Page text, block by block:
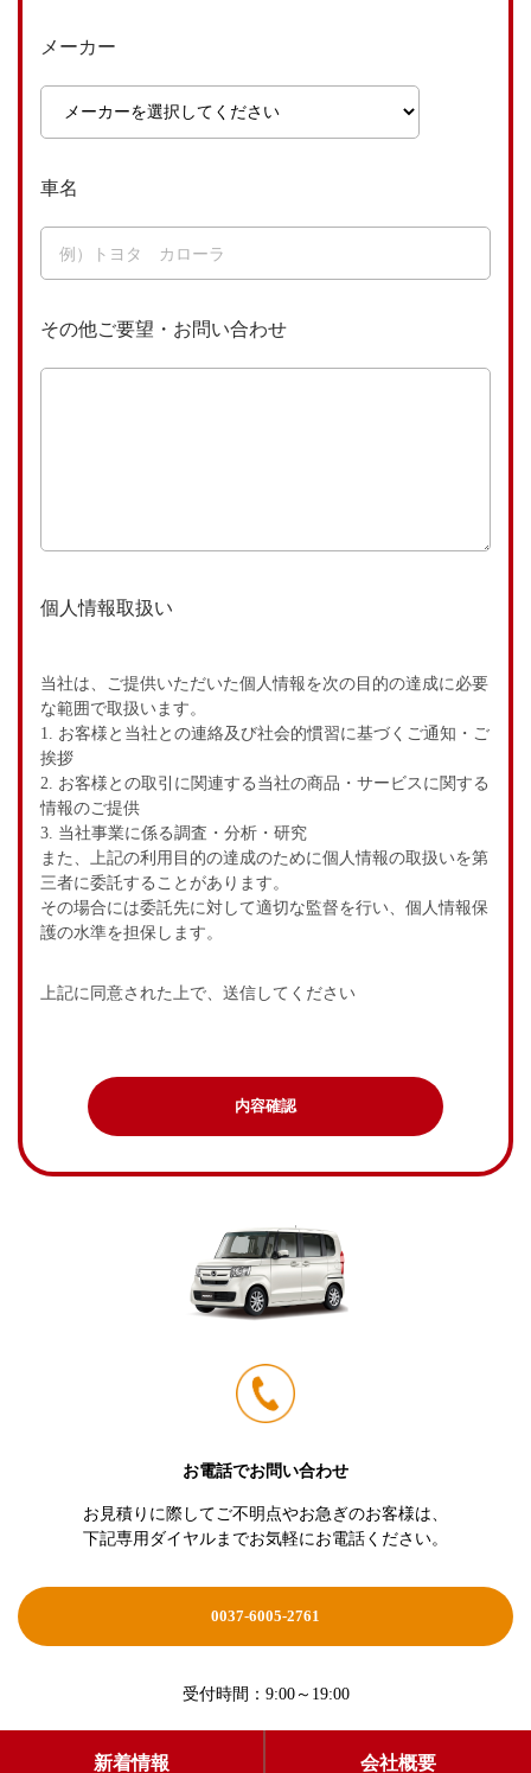
メーカー
車名
その他ご要望・お問い合わせ
個人情報取扱い
当社は、ご提供いただいた個人情報を次の目的の達成に必要
な範囲で取扱います。
1. お客様と当社との連絡及び社会的慣習に基づくご通知・ご
挨拶
2. お客様との取引に関連する当社の商品・サービスに関する
情報のご提供
3. 当社事業に係る調査・分析・研究
また、上記の利用目的の達成のために個人情報の取扱いを第
三者に委託することがあります。
その場合には委託先に対して適切な監督を行い、個人情報保
護の水準を担保します。
上記に同意された上で、送信してください
内容確認
お電話でお問い合わせ
お見積りに際してご不明点やお急ぎのお客様は、
下記専用ダイヤルまでお気軽にお電話ください。
0037-6005-2761
受付時間：9:00～19:00
新着情報 会社概要